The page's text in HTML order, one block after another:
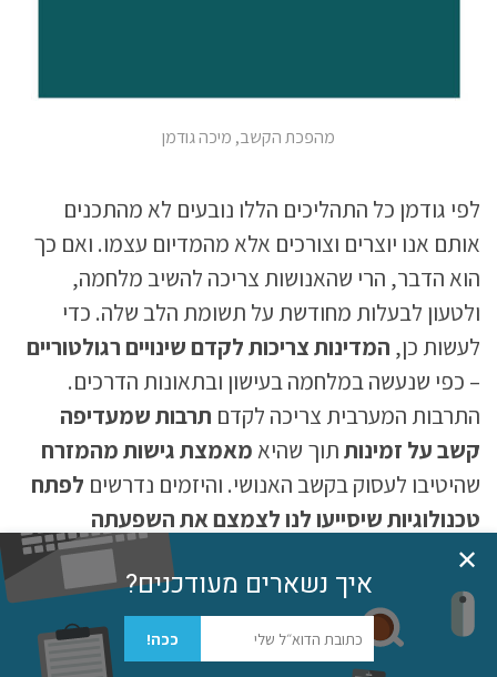
מהפכת הקשב, מיכה גודמן
לפי גודמן כל התהליכים הללו נובעים לא מהתכנים
אותם אנו יוצרים וצורכים אלא מהמדיום עצמו. ואם כך
הוא הדבר, הרי שהאנושות צריכה להשיב מלחמה,
ולטעון לבעלות מחודשת על תשומת הלב שלה. כדי
לעשות כן, המדינות צריכות לקדם שינויים רגולטוריים
– כפי שנעשה במלחמה בעישון ובתאונות הדרכים.
התרבות המערבית צריכה לקדם תרבות שמעדיפה
קשב על זמינותתוך שהיאמאמצת גישות מהמזרח
שהיטיבו לעסוק בקשב האנושי. והיזמים נדרשים לפתח
טכנולוגיות שיסייעו לנו לצמצם את השפעתה
המזיקה
לרתום אותה לטובת
הקשב והבריאות האישית והנפשית שלנו. בסופה של
המהפכה, גודמן מבקש להקים את היוצר בחזרה על
הגולם כך שהטכנולוגיה תשוב לשרת את האנושות ולא
✕
איך נשארים מעודכנים?
ככה!